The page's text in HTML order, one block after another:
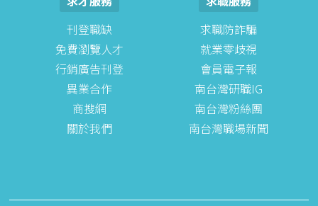
刊登職缺
免費瀏覽人才
行銷廣告刊登
異業合作
商搜網
關於我們
求職防詐騙
就業零歧視
會員電子報
南台灣研職IG
南台灣粉絲團
南台灣職場新聞